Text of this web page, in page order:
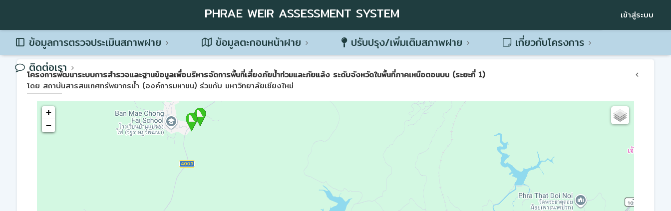
PHRAE WEIR ASSESSMENT SYSTEM เข้าสู่ระบบ
ข้อมูลการตรวจประเมินสภาพฝาย ข้อมูลตะกอนหน้าฝาย ปรับปรุง/เพิ่มเติมสภาพฝาย
เกี่ยวกับโครงการ
ติดต่อเรา
โครงการพัฒนาระบบการสำรวจและฐานข้อมูลเพื่อบริหารจัดการพื้นที่เสี่ยงภัยน้ำท่วมและภัยแล้ง ระดับจังหวัดในพื้นที่ภาคเหนือตอนบน (ระยะที่ 1)
โดย สถาบันสารสนเทศทรัพยากรน้ำ (องค์การมหาชน) ร่วมกับ มหาวิทยาลัยเชียงใหม่
+
−